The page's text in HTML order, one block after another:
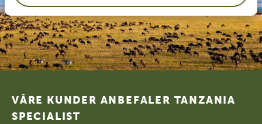
Footer
VÅRE KUNDER ANBEFALER TANZANIA
SPECIALIST